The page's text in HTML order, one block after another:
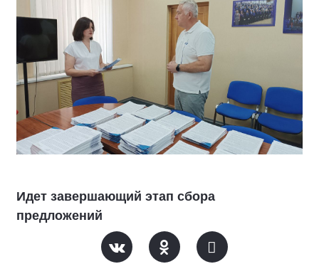
Идет завершающий этап сбора
предложений